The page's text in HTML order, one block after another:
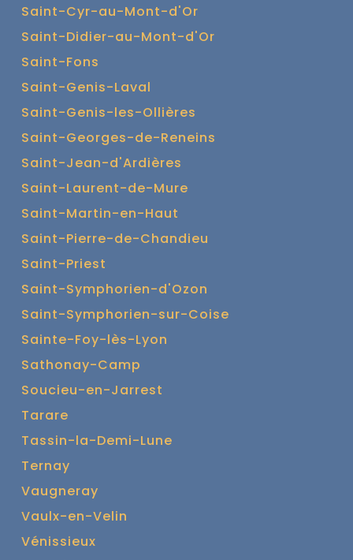
Saint-Cyr-au-Mont-d'Or
Saint-Didier-au-Mont-d'Or
Saint-Fons
Saint-Genis-Laval
Saint-Genis-les-Ollières
Saint-Georges-de-Reneins
Saint-Jean-d'Ardières
Saint-Laurent-de-Mure
Saint-Martin-en-Haut
Saint-Pierre-de-Chandieu
Saint-Priest
Saint-Symphorien-d'Ozon
Saint-Symphorien-sur-Coise
Sainte-Foy-lès-Lyon
Sathonay-Camp
Soucieu-en-Jarrest
Tarare
Tassin-la-Demi-Lune
Ternay
Vaugneray
Vaulx-en-Velin
Vénissieux